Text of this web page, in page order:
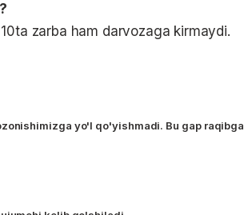
zarba ham darvozaga kirmaydi.
yo'l qo'yishmadi. Bu gap raqibga